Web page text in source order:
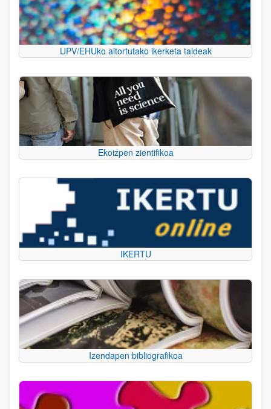
UPV/EHUko aitortutako ikerketa taldeak
Ekoizpen zientifikoa
IKERTU
Izendapen bibliografikoa